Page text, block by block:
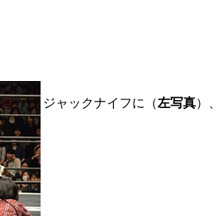
ジャックナイフに（左写真）、